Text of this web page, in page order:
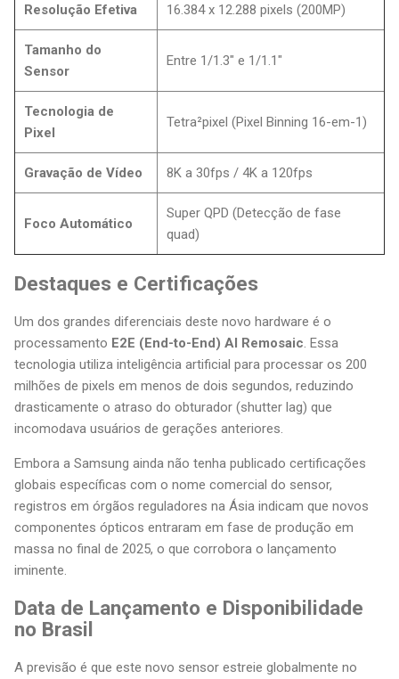
Resolução Efetiva 16.384 x 12.288 pixels (200MP)
Tamanho do
Sensor
Entre 1/1.3" e 1/1.1"
Tecnologia de
Pixel
Tetra²pixel (Pixel Binning 16-em-1)
Gravação de Vídeo 8K a 30fps / 4K a 120fps
Foco Automático
Super QPD (Detecção de fase
quad)
Destaques e Certificações
Um dos grandes diferenciais deste novo hardware é o
processamento E2E (End-to-End) AI Remosaic . Essa
tecnologia utiliza inteligência artificial para processar os 200
milhões de pixels em menos de dois segundos, reduzindo
drasticamente o atraso do obturador (shutter lag) que
incomodava usuários de gerações anteriores.
Embora a Samsung ainda não tenha publicado certificações
globais específicas com o nome comercial do sensor,
registros em órgãos reguladores na Ásia indicam que novos
componentes ópticos entraram em fase de produção em
massa no final de 2025, o que corrobora o lançamento
iminente.
Data de Lançamento e Disponibilidade
no Brasil
A previsão é que este novo sensor estreie globalmente no